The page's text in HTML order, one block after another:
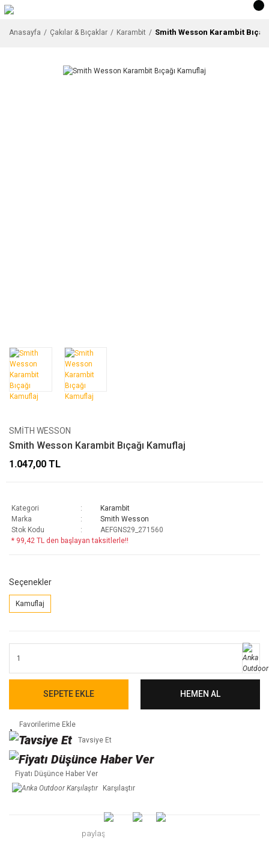
Anasayfa Çakılar & Bıçaklar Karambit Smith Wesson Karambit
SMITH WESSON
Smith Wesson Karambit Bıçağı Kamuflaj
1.047,00 TL
Kategori
Karambit
Marka
Smith Wesson
Stok Kodu
AEFGNS29_271560
* 99,42 TL den başlayan taksitlerle!!
Seçenekler
Kamuflaj
SEPETE EKLE HEMEN AL
Tavsiye Et
Fiyatı Düşünce Haber Ver
Karşılaştır
paylaş